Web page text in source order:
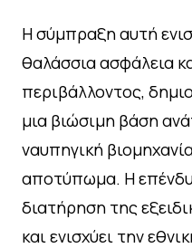
Η σύμπραξη αυτή
θαλάσσια ασφάλεια
περιβάλλοντος,
μια βιώσιμη βάση
ναυπηγική
αποτύπωμα. Η
διατήρηση της
και ενισχύει την